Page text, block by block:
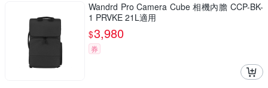
Wandrd Pro Camera Cube 相機內膽 CCP-BK-
1 PRVKE 21L適用
$3,980
券